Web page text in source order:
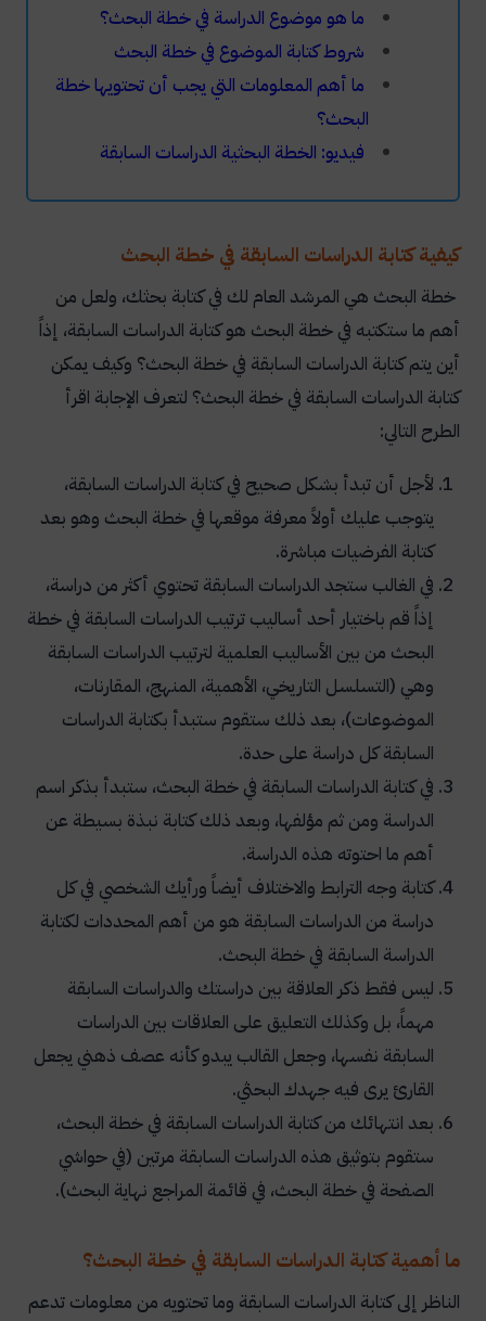
ما هو موضوع الدراسة في خطة البحث؟
شروط كتابة الموضوع في خطة البحث
ما أهم المعلومات التي يجب أن تحتويها خطة
البحث؟
فيديو: الخطة البحثية الدراسات السابقة
كيفية كتابة الدراسات السابقة في خطة البحث
خطة البحث هي المرشد العام لك في كتابة بحثك، ولعل من
أهم ما ستكتبه في خطة البحث هو كتابة الدراسات السابقة، إذاً
أين يتم كتابة الدراسات السابقة في خطة البحث؟ وكيف يمكن
كتابة الدراسات السابقة في خطة البحث؟ لتعرف الإجابة اقرأ
الطرح التالي:
لأجل أن تبدأ بشكل صحيح في كتابة الدراسات السابقة،
يتوجب عليك أولاً معرفة موقعها في خطة البحث وهو بعد
كتابة الفرضيات مباشرة.
في الغالب ستجد الدراسات السابقة تحتوي أكثر من دراسة،
إذاً قم باختيار أحد أساليب ترتيب الدراسات السابقة في خطة
البحث من بين الأساليب العلمية لترتيب الدراسات السابقة
وهي (التسلسل التاريخي، الأهمية، المنهج، المقارنات،
الموضوعات)، بعد ذلك ستقوم ستبدأ بكتابة الدراسات
السابقة كل دراسة على حدة.
في كتابة الدراسات السابقة في خطة البحث، ستبدأ بذكر اسم
الدراسة ومن ثم مؤلفها، وبعد ذلك كتابة نبذة بسيطة عن
أهم ما احتوته هذه الدراسة.
كتابة وجه الترابط والاختلاف أيضاً ورأيك الشخصي في كل
دراسة من الدراسات السابقة هو من أهم المحددات لكتابة
الدراسة السابقة في خطة البحث.
ليس فقط ذكر العلاقة بين دراستك والدراسات السابقة
مهماً، بل وكذلك التعليق على العلاقات بين الدراسات
السابقة نفسها، وجعل القالب يبدو كأنه عصف ذهني يجعل
القارئ يرى فيه جهدك البحثي.
بعد انتهائك من كتابة الدراسات السابقة في خطة البحث،
ستقوم بتوثيق هذه الدراسات السابقة مرتين (في حواشي
الصفحة في خطة البحث، في قائمة المراجع نهاية البحث).
ما أهمية كتابة الدراسات السابقة في خطة البحث؟
الناظر إلى كتابة الدراسات السابقة وما تحتويه من معلومات تدعم